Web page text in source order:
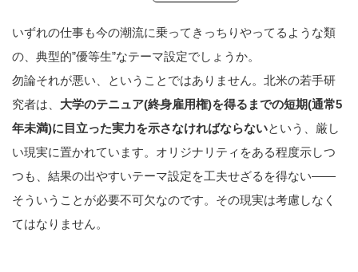
いずれの仕事も今の潮流に乗ってきっちりやってるような類
の、典型的”優等生”なテーマ設定でしょうか。
勿論それが悪い、ということではありません。北米の若手研
究者は、 大学のテニュア(終身雇用権)を得るまでの短期(通常5
年未満)に目立った実力を示さなければならないという、厳し
い現実に置かれています。オリジナリティをある程度示しつ
つも、結果の出やすいテーマ設定を工夫せざるを得ない――
そういうことが必要不可欠なのです。その現実は考慮しなく
てはなりません。